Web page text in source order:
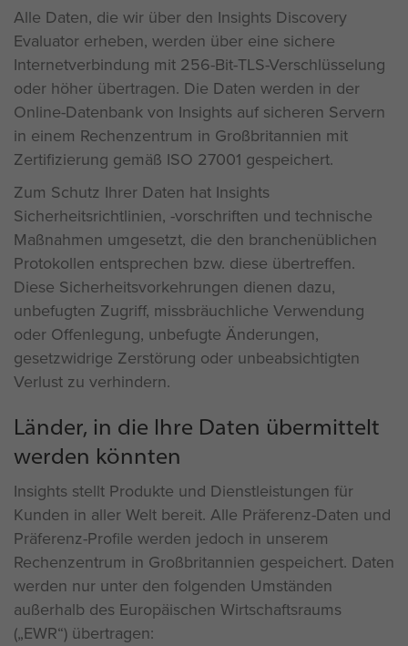
Alle Daten, die wir über den Insights Discovery
Evaluator erheben, werden über eine sichere
Internetverbindung mit 256-Bit-TLS-Verschlüsselung
oder höher übertragen. Die Daten werden in der
Online-Datenbank von Insights auf sicheren Servern
in einem Rechenzentrum in Großbritannien mit
Zertifizierung gemäß ISO 27001 gespeichert.
Zum Schutz Ihrer Daten hat Insights
Sicherheitsrichtlinien, -vorschriften und technische
Maßnahmen umgesetzt, die den branchenüblichen
Protokollen entsprechen bzw. diese übertreffen.
Diese Sicherheitsvorkehrungen dienen dazu,
unbefugten Zugriff, missbräuchliche Verwendung
oder Offenlegung, unbefugte Änderungen,
gesetzwidrige Zerstörung oder unbeabsichtigten
Verlust zu verhindern.
Länder, in die Ihre Daten übermittelt
werden könnten
Insights stellt Produkte und Dienstleistungen für
Kunden in aller Welt bereit. Alle Präferenz-Daten und
Präferenz-Profile werden jedoch in unserem
Rechenzentrum in Großbritannien gespeichert. Daten
werden nur unter den folgenden Umständen
außerhalb des Europäischen Wirtschaftsraums
(„EWR“) übertragen: